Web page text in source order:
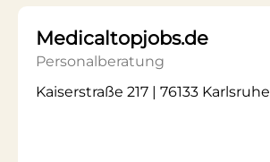
Medicaltopjobs.de
Personalberatung
Kaiserstraße 217 | 76133 Karlsruhe